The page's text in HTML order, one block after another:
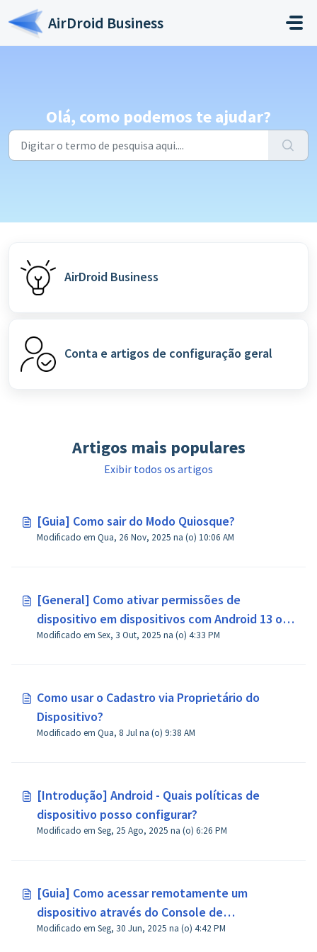
Ir para o conteúdo principal
AirDroid Business
Olá, como podemos te ajudar?
AirDroid Business
Conta e artigos de configuração geral
Artigos mais populares
Exibir todos os artigos
[Guia] Como sair do Modo Quiosque?
Modificado em Qua, 26 Nov, 2025 na (o) 10:06 AM
[General] Como ativar permissões de
dispositivo em dispositivos com Android 13 ou
superior?
Modificado em Sex, 3 Out, 2025 na (o) 4:33 PM
Como usar o Cadastro via Proprietário do
Dispositivo?
Modificado em Qua, 8 Jul na (o) 9:38 AM
[Introdução] Android - Quais políticas de
dispositivo posso configurar?
Modificado em Seg, 25 Ago, 2025 na (o) 6:26 PM
[Guia] Como acessar remotamente um
dispositivo através do Console de
Administração no AirDroid Business?
Modificado em Seg, 30 Jun, 2025 na (o) 4:42 PM